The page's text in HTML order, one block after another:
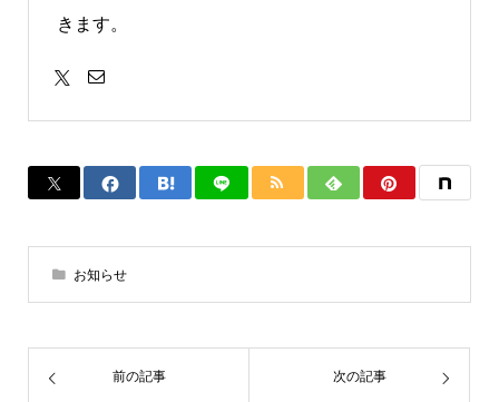
きます。
お知らせ
前の記事 次の記事